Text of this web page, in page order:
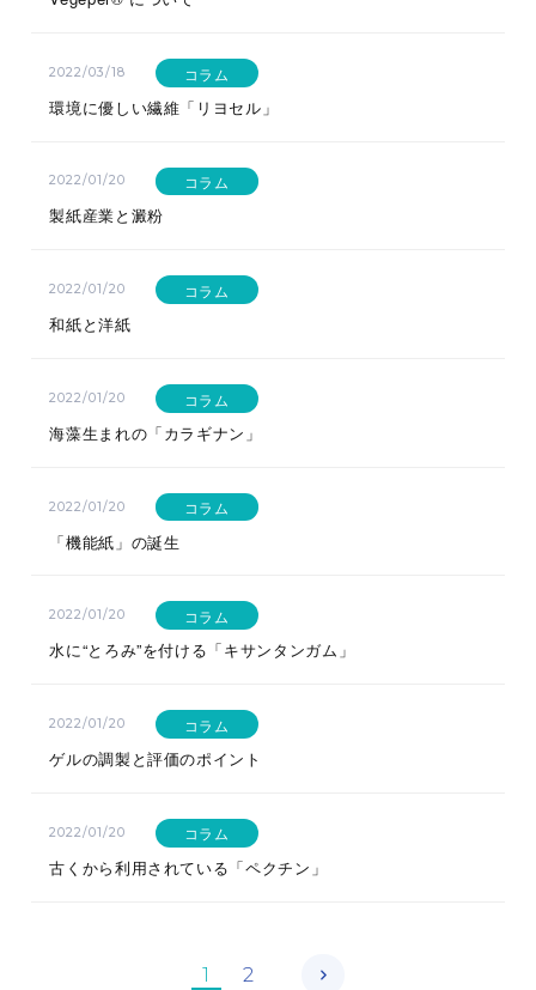
2022/03/18 コラム
環境に優しい繊維「リヨセル」
2022/01/20 コラム
製紙産業と澱粉
2022/01/20 コラム
和紙と洋紙
2022/01/20 コラム
海藻生まれの「カラギナン」
2022/01/20 コラム
「機能紙」の誕生
2022/01/20 コラム
水に“とろみ”を付ける「キサンタンガム」
2022/01/20 コラム
ゲルの調製と評価のポイント
2022/01/20 コラム
古くから利用されている「ペクチン」
1 2